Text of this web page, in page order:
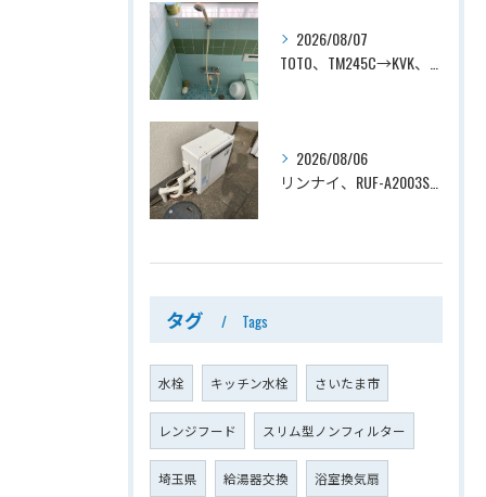
2026/08/07
2026/08/06
タグ Tags
水栓 キッチン水栓 さいたま市
レンジフード スリム型ノンフィルター
埼玉県 給湯器交換 浴室換気扇